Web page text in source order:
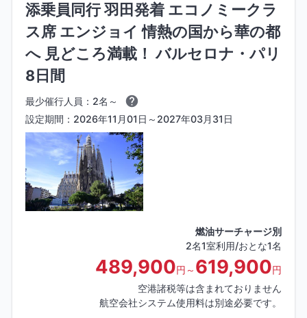
添乗員同行 羽田発着 エコノミークラ
ス席 エンジョイ 情熱の国から華の都
へ 見どころ満載！ バルセロナ・パリ
8日間
最少催行人員：2名～
設定期間：2026年11月01日～2027年03月31日
燃油サーチャージ別
2名1室利用/おとな1名
489,900円～ 619,900円
空港諸税等は含まれておりません
航空会社システム使用料は別途必要です。